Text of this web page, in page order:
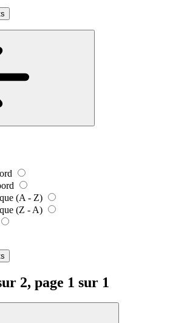
(A - Z)
(Z - A)
2, page 1 sur 1